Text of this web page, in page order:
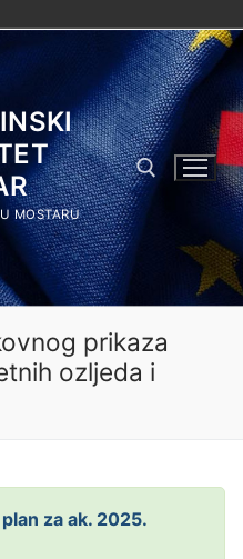
MOSTARU
prikaza
ozljeda i
za ak. 2025.